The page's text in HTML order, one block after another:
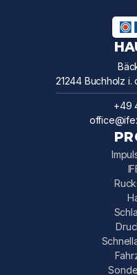
21244 Buchholz
+49